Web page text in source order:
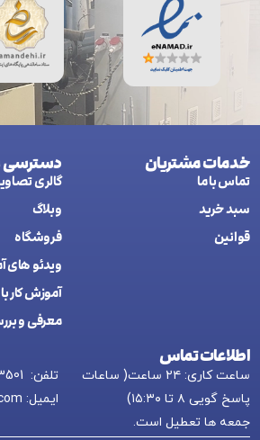
خدمات مشتریان
تماس با ما
سبد خرید
قوانین
دسترسی
گالری
وبلاگ
فروشگاه
ويدئو های
آموزش کار
معرفی و
اطلاعات تماس
ساعت کاری: ۲۴ ساعت( ساعات
پاسخ گویی ۸ تا ۱۵:۳۰)
جمعه ها تعطیل است.
تلفن: 09141593501
ایمیل: nikkpolymer[at]gmail.com